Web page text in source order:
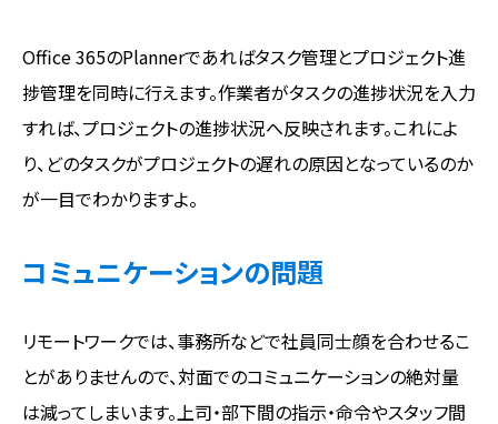
Office 365のPlannerであればタスク管理とプロジェクト進
捗管理を同時に行えます。作業者がタスクの進捗状況を入力
すれば、プロジェクトの進捗状況へ反映されます。これによ
り、どのタスクがプロジェクトの遅れの原因となっているのか
が一目でわかりますよ。
コミュニケーションの問題
リモートワークでは、事務所などで社員同士顔を合わせるこ
とがありませんので、対面でのコミュニケーションの絶対量
は減ってしまいます。上司・部下間の指示・命令やスタッフ間